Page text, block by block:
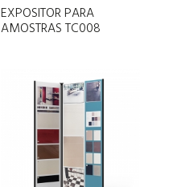
EXPOSITOR PARA
AMOSTRAS TC008